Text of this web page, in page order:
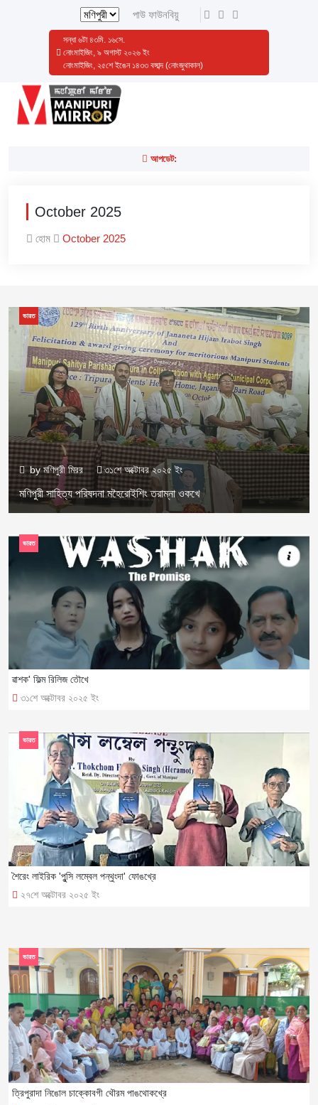
পাউ ফাউনবিয়ু
সন্ধা ৬টা৪৩মি. ১৮সে.
নোংমাইজিং, ৯ অগাস্ট ২০২৬ ইং
নোংমাইজিং, ২৫শে ইঙেন ১৪৩৩ বঙ্গাব্দ (নোংজুথাকাল)
আপডেট:
October 2025
হোম October 2025
byমণিপুরী মিরর ৩১শে অক্টোবর ২০২৫ ইং
মণিপুরী সাহিত্য পরিষদনা মহৈরোইশিং তরাম্না ওকখে
ভারত
ৱাশক' ফিল্ম রিলিজ তৌখে
৩১শে অক্টোবর ২০২৫ ইং
ভারত
শৈরেং লাইরিক 'পুন্সি লম্বেল পন্থুংদা' ফোঙখ্রে
২৭শে অক্টোবর ২০২৫ ইং
ভারত
ত্রিপুরাদা নিঙোল চাক্কোবগী থৌরম পাঙথোকখ্রে
ভারত